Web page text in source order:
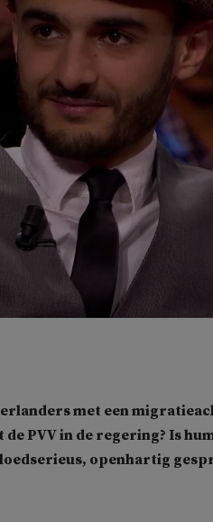
met een
de PVV in de regering? Is
openhartig